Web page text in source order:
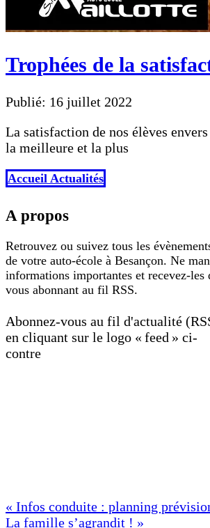
Trophées de la
Publié: 16 juillet 2022
La satisfaction de nos élèves
la meilleure et la plus
Accueil Actualités
A propos
Retrouvez ou suivez tous les
de votre auto-école à Besançon. Ne
informations importantes et recevez-les
vous abonnant au fil RSS.
Abonnez-vous au fil d'actualité
en cliquant sur le logo « feed » ci-
contre
Navigation
« Infos conduite : planning
La famille s’agrandit ! »